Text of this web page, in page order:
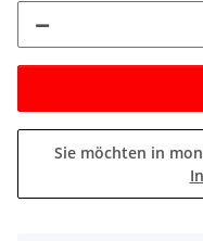
Sie möchten in